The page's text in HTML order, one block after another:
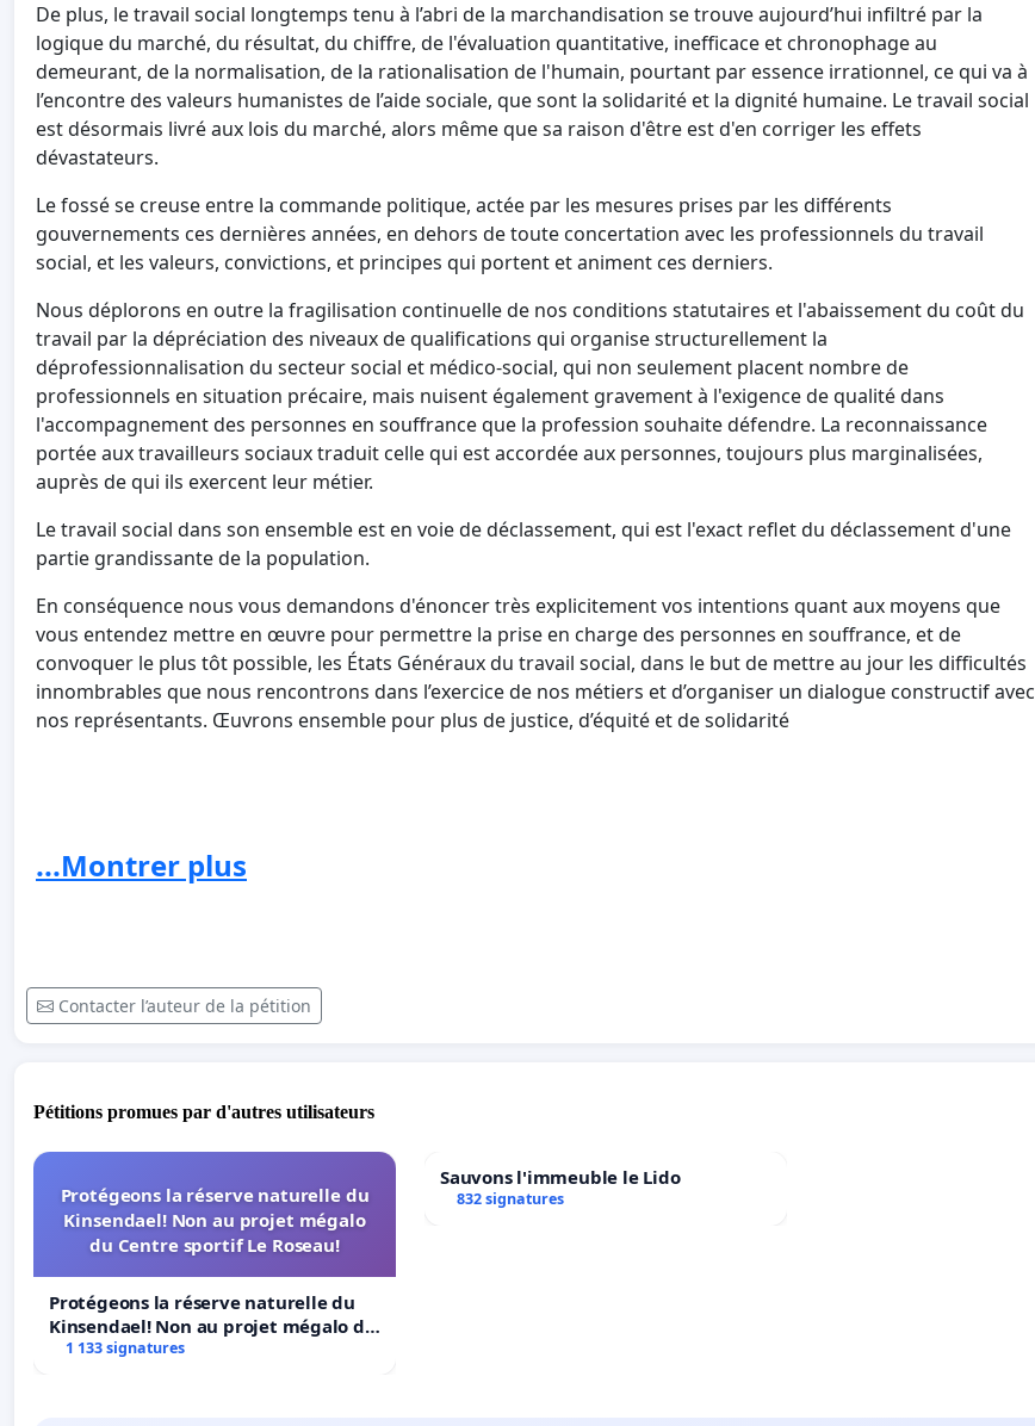
De plus, le travail social longtemps tenu à l’abri de la marchandisation se trouve aujourd’hui infiltré par la
logique du marché, du résultat, du chiffre, de l'évaluation quantitative, inefficace et chronophage au
demeurant, de la normalisation, de la rationalisation de l'humain, pourtant par essence irrationnel, ce qui va à
l’encontre des valeurs humanistes de l’aide sociale, que sont la solidarité et la dignité humaine. Le travail social
est désormais livré aux lois du marché, alors même que sa raison d'être est d'en corriger les effets
dévastateurs.
Le fossé se creuse entre la commande politique, actée par les mesures prises par les différents
gouvernements ces dernières années, en dehors de toute concertation avec les professionnels du travail
social, et les valeurs, convictions, et principes qui portent et animent ces derniers.
Nous déplorons en outre la fragilisation continuelle de nos conditions statutaires et l'abaissement du coût du
travail par la dépréciation des niveaux de qualifications qui organise structurellement la
déprofessionnalisation du secteur social et médico-social, qui non seulement placent nombre de
professionnels en situation précaire, mais nuisent également gravement à l'exigence de qualité dans
l'accompagnement des personnes en souffrance que la profession souhaite défendre. La reconnaissance
portée aux travailleurs sociaux traduit celle qui est accordée aux personnes, toujours plus marginalisées,
auprès de qui ils exercent leur métier.
Le travail social dans son ensemble est en voie de déclassement, qui est l'exact reflet du déclassement d'une
partie grandissante de la population.
En conséquence nous vous demandons d'énoncer très explicitement vos intentions quant aux moyens que
vous entendez mettre en œuvre pour permettre la prise en charge des personnes en souffrance, et de
convoquer le plus tôt possible, les États Généraux du travail social, dans le but de mettre au jour les difficultés
innombrables que nous rencontrons dans l’exercice de nos métiers et d’organiser un dialogue constructif avec
nos représentants. Œuvrons ensemble pour plus de justice, d’équité et de solidarité
...Montrer plus
Contacter l’auteur de la pétition
Pétitions promues par d'autres utilisateurs
Protégeons la réserve naturelle du
Kinsendael! Non au projet mégalo
du Centre sportif Le Roseau!
Protégeons la réserve naturelle du
Kinsendael! Non au projet mégalo du
Centre sportif Le Roseau!
1 133 signatures
Sauvons l'immeuble le Lido
832 signatures